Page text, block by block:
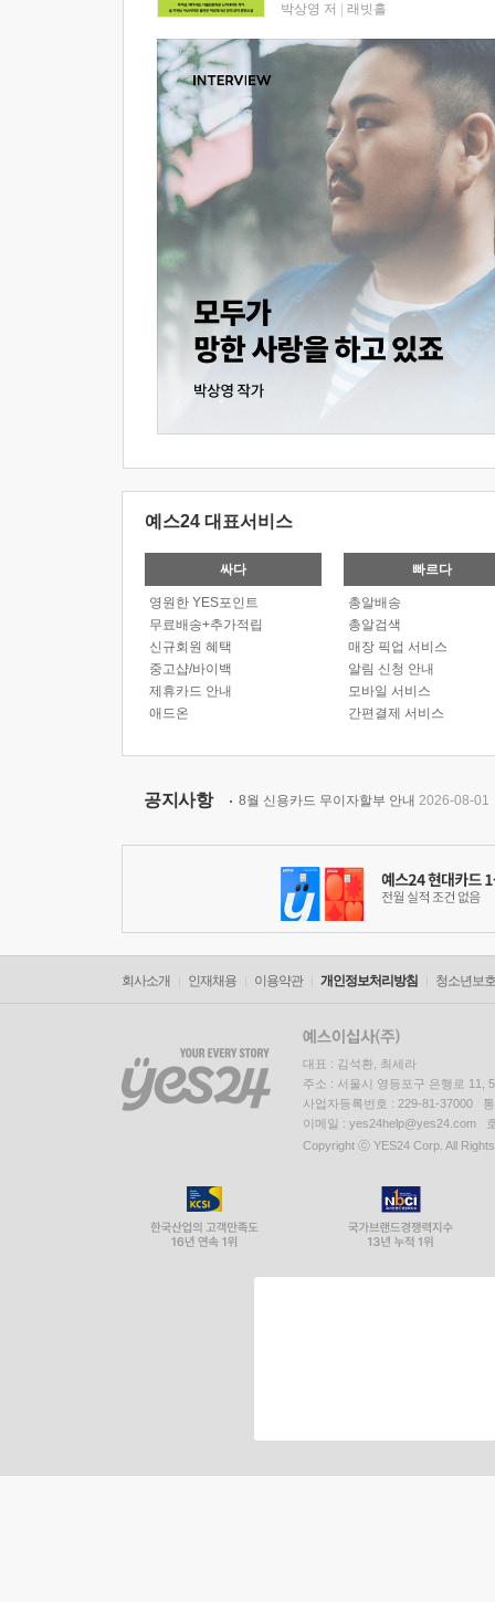
박상영 저 래빗홀
예스24 대표서비스
싸다
영원한 YES포인트
무료배송+추가적립
신규회원 혜택
중고샵/바이백
제휴카드 안내
애드온
빠르다
총알배송
총알검색
매장 픽업 서비스
알림 신청 안내
모바일 서비스
간편결제 서비스
공지사항 8월 신용카드 무이자할부 안내 2026-08-01
회사소개 인재채용 이용약관 개인정보처리방침 청소년보
대표 : 김석환, 최세라
주소 : 서울시 영등포구 은행로 11,
사업자등록번호 : 229-81-37000
이메일 : yes24help@yes24.com
Copyright ⓒ YES24 Corp. All